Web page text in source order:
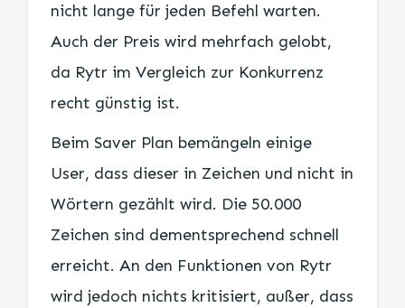
nicht lange für jeden Befehl warten.
Auch der Preis wird mehrfach gelobt,
da Rytr im Vergleich zur Konkurrenz
recht günstig ist.
Beim Saver Plan bemängeln einige
User, dass dieser in Zeichen und nicht in
Wörtern gezählt wird. Die 50.000
Zeichen sind dementsprechend schnell
erreicht. An den Funktionen von Rytr
wird jedoch nichts kritisiert, außer, dass